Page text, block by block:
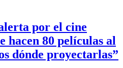
por el cine
hacen 80 películas al
dónde proyectarlas”